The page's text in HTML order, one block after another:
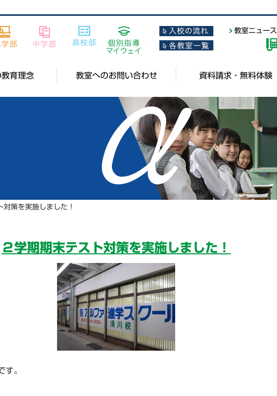
教室ニュース
育理念 教室へのお問い合わせ 資料請求・無料体験
対策を実施しました！
２学期期末テスト対策を実施しました！
す。